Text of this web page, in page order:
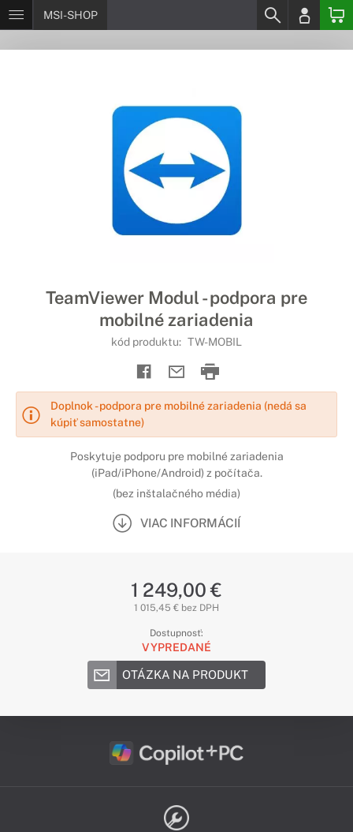
MSI-SHOP
TeamViewer Modul - podpora pre
mobilné zariadenia
kód produktu: TW-MOBIL
Doplnok - podpora pre mobilné zariadenia (nedá sa
kúpiť samostatne)
Poskytuje podporu pre mobilné zariadenia
(iPad/iPhone/Android) z počítača.
(bez inštalačného média)
VIAC INFORMÁCIÍ
1 249,00 €
1 015,45 € bez DPH
Dostupnosť:
VYPREDANÉ
OTÁZKA NA PRODUKT